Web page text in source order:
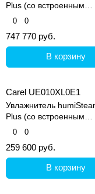
Plus (со встроенным
контроллером и
0 0
747 770 руб.
В корзину
Carel UE010XL0E1
Увлажнитель
Plus (со встроенным
контроллером и
0 0
259 600 руб.
В корзину